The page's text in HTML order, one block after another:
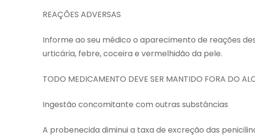
REAÇÕES ADVERSAS
Informe ao seu médico o aparecimento de reações
urticária, febre, coceira e vermelhidão da pele.
TODO MEDICAMENTO DEVE SER MANTIDO FORA DO
Ingestão concomitante com outras substâncias
A probenecida diminui a taxa de excreção das